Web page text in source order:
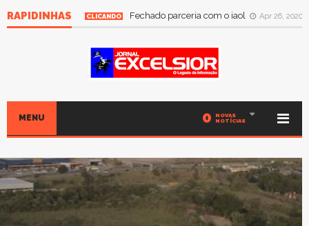
RAPIDINHAS CLICANDO Fechado parceria com o iaol Apr 26, 2020
MENU 0
NOVAS
NOTÍCIAS